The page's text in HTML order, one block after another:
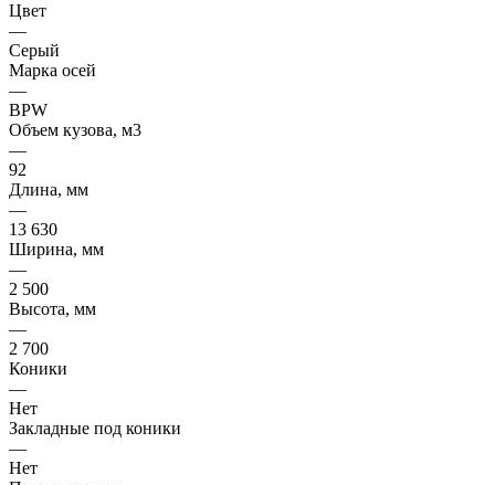
Цвет
—
Серый
Марка осей
—
BPW
Объем кузова, м3
—
92
Длина, мм
—
13 630
Ширина, мм
—
2 500
Высота, мм
—
2 700
Коники
—
Нет
Закладные под коники
—
Нет